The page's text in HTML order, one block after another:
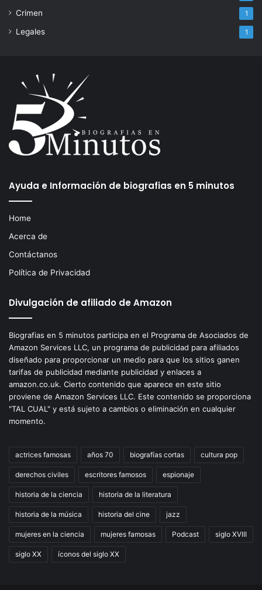
Crimen 1
Legales 1
Ayuda e Información de biografias en 5 minutos
Home
Acerca de
Contáctanos
Política de Privacidad
Divulgación de afiliado de Amazon
Biografias en 5 minutos participa en el Programa de Asociados de
Amazon Services LLC, un programa de publicidad para afiliados
diseñado para proporcionar un medio para que los sitios ganen
tarifas de publicidad mediante publicidad y enlaces a
amazon.co.uk. Cierto contenido que aparece en este sitio
proviene de Amazon Services LLC. Este contenido se proporciona
"TAL CUAL" y está sujeto a cambios o eliminación en cualquier
momento.
actrices famosas años 70 biografías cortas cultura pop
derechos civiles escritores famosos espionaje
historia de la ciencia historia de la literatura
historia de la música historia del cine jazz
mujeres en la ciencia mujeres famosas Podcast siglo XVIII
siglo XX íconos del siglo XX